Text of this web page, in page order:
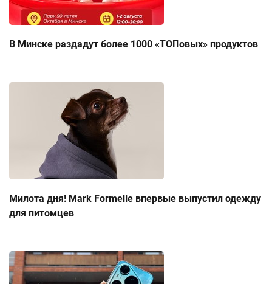
В Минске раздадут более 1000 «ТОПовых» продуктов
Милота дня! Mark Formelle впервые выпустил одежду
для питомцев